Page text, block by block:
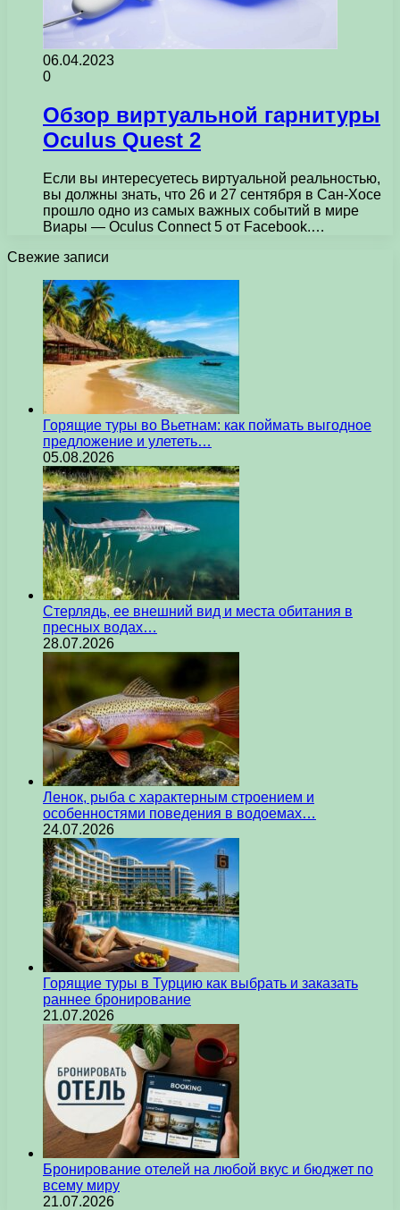
06.04.2023
0
Обзор виртуальной гарнитуры
Oculus Quest 2
Если вы интересуетесь виртуальной реальностью,
вы должны знать, что 26 и 27 сентября в Сан-Хосе
прошло одно из самых важных событий в мире
Виары — Oculus Connect 5 от Facebook.…
Свежие записи
Горящие туры во Вьетнам: как поймать выгодное
предложение и улететь…
05.08.2026
Стерлядь, ее внешний вид и места обитания в
пресных водах…
28.07.2026
Ленок, рыба с характерным строением и
особенностями поведения в водоемах…
24.07.2026
Горящие туры в Турцию как выбрать и заказать
раннее бронирование
21.07.2026
Бронирование отелей на любой вкус и бюджет по
всему миру
21.07.2026